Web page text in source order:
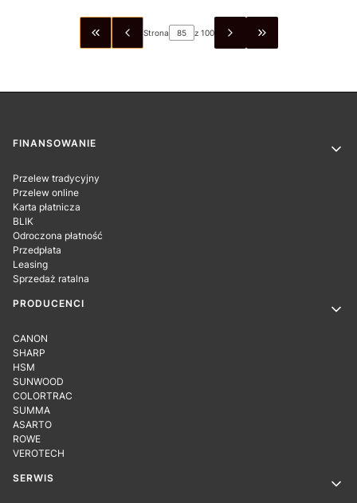
WRÓĆ DO PIERWSZEJ STRONY Z PRODUKTAMI
Strona z 100 PRZEJDŹ DO
Linki w stopce
FINANSOWANIE
Przelew tradycyjny
Przelew online
Karta płatnicza
BLIK
Odroczona płatność
Przedpłata
Leasing
Sprzedaż ratalna
PRODUCENCI
CANON
SHARP
HSM
SUNWOOD
COLORTRAC
SUMMA
ASARTO
ROWE
VEROTECH
SERWIS